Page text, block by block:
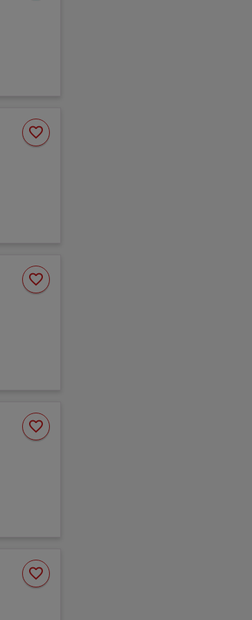
favorite
Spara
som
favorite
Spara
som
favorite
Spara
som
favorite
Spara
som